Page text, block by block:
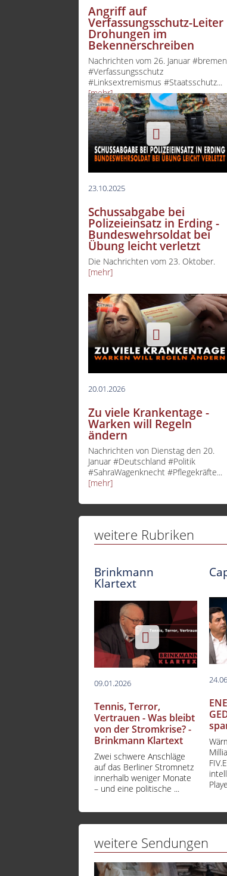
Angriff auf
Verfassungsschutz-Leiter
Drohungen im
Bekennerschreiben
Nachrichten vom 26. Januar #bremen
#Verfassungsschutz
#Linksextremismus #Staatsschutz...
[mehr]
23.10.2025
Schussabgabe bei
Polizeieinsatz in Erding -
Bundeswehrsoldat bei
Übung leicht verletzt
Die Nachrichten vom 23. Oktober.
[mehr]
20.01.2026
Zu viele Krankentage -
Warken will Regeln
ändern
Nachrichten von Dienstag den 20.
Januar #Deutschland #Politik
#SahraWagenknecht #Pflegekräfte...
[mehr]
weitere Rubriken
Brinkmann
Klartext
09.01.2026
Tennis, Terror,
Vertrauen - Was bleibt
von der Stromkrise? -
Brinkmann Klartext
Zwei schwere Anschläge
auf das Berliner Stromnetz
innerhalb weniger Monate
– und eine politische ...
weitere Sendungen